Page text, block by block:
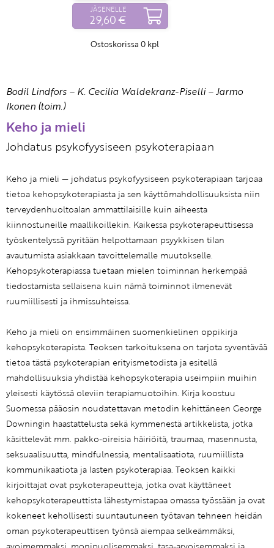
JÄSENELLE
29,60 €
Ostoskorissa 0 kpl
Bodil Lindfors – K. Cecilia Waldekranz-Piselli–Jarmo
Ikonen (toim.)
Keho ja mieli
Johdatus psykofyysiseen psykoterapiaan
Keho ja mieli — johdatus psykofyysiseen psykoterapiaan tarjoaa
tietoa kehopsykoterapiasta ja sen käyttömahdollisuuksista niin
terveydenhuoltoalan ammattilaisille kuin aiheesta
kiinnostuneille maallikoillekin. Kaikessa psykoterapeuttisessa
työskentelyssä pyritään helpottamaan psyykkisen tilan
avautumista asiakkaan tavoittelemalle muutokselle.
Kehopsykoterapiassa tuetaan mielen toiminnan herkempää
tiedostamista sellaisena kuin nämä toiminnot ilmenevät
ruumiillisesti ja ihmissuhteissa.
Keho ja mieli on ensimmäinen suomenkielinen oppikirja
kehopsykoterapista. Teoksen tarkoituksena on tarjota syventävää
tietoa tästä psykoterapian erityismetodista ja esitellä
mahdollisuuksia yhdistää kehopsykoterapia useimpiin muihin
yleisesti käytössä oleviin terapiamuotoihin. Kirja koostuu
Suomessa pääosin noudatettavan metodin kehittäneen George
Downingin haastattelusta sekä kymmenestä artikkelista, jotka
käsittelevät mm. pakko-oireisia häiriöitä, traumaa, masennusta,
seksuaalisuutta, mindfulnessia, mentalisaatiota, ruumiillista
kommunikaatiota ja lasten psykoterapiaa. Teoksen kaikki
kirjoittajat ovat psykoterapeutteja, jotka ovat käyttäneet
kehopsykoterapeuttista lähestymistapaa omassa työssään ja ovat
kokeneet kehollisesti suuntautuneen työtavan tehneen heidän
oman psykoterapeuttisen työnsä aiempaa selkeämmäksi,